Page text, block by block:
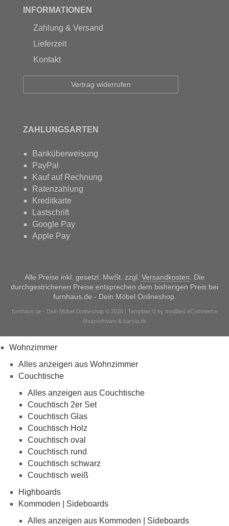
INFORMATIONEN
Zahlung & Versand
Lieferzeit
Kontakt
Vertrag widerrufen
ZAHLUNGSARTEN
Banküberweisung
PayPal
Kauf auf Rechnung
Ratenzahlung
Kreditkarte
Lastschrift
Google Pay
Apple Pay
Alle Preise inkl. gesetzl. MwSt. zzgl. Versandkosten . Die
durchgestrichenen Preise entsprechen dem bisherigen Preis bei
furnhaus.de - Dein Möbel Onlineshop.
furnhaus.de - Dein Möbel Onlineshop © 2026 | Template © by modified eCommerce
Shopsoftware & karsta.de
Wohnzimmer
Alles anzeigen aus Wohnzimmer
Couchtische
Alles anzeigen aus Couchtische
Couchtisch 2er Set
Couchtisch Glas
Couchtisch Holz
Couchtisch oval
Couchtisch rund
Couchtisch schwarz
Couchtisch weiß
Highboards
Kommoden | Sideboards
Alles anzeigen aus Kommoden | Sideboards